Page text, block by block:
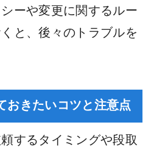
ーや変更に関するルー
と、後々のトラブルを
おきたいコツと注意点
するタイミングや段取